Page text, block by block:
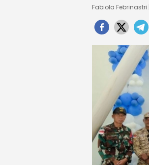
Fabiola Febrinastri